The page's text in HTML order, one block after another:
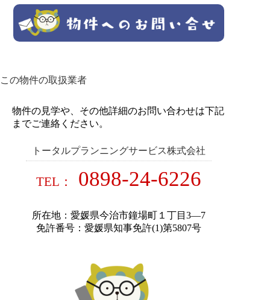
この物件の取扱業者
物件の見学や、その他詳細のお問い合わせは下記
までご連絡ください。
トータルプランニングサービス株式会社
TEL： 0898-24-6226
所在地：愛媛県今治市鐘場町１丁目3―7
免許番号：愛媛県知事免許(1)第5807号